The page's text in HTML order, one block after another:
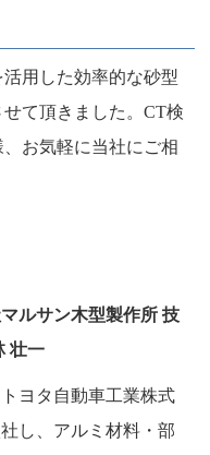
用した効率的な砂型
て頂きました。CT検
お気軽に当社にご相
ルサン木型製作所 技
壮一
トヨタ自動車工業株式
し、アルミ材料・部